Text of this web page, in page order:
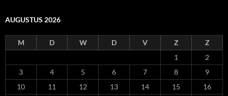
AUGUSTUS 2026
M D W D V Z
Z
1
2
3
4 5 6 7 8
9
10
11 12 13 14 15
16